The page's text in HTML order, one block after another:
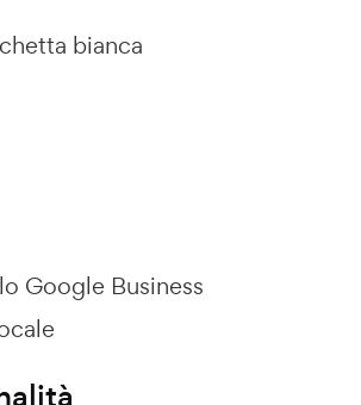
bianca
Google Business